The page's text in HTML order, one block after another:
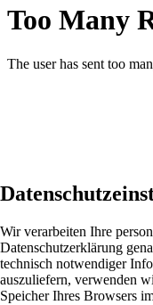
Wir verarbeiten Ihre
Datenschutzerklärung
technisch notwendiger
auszuliefern, verwenden
Speicher Ihres Browsers